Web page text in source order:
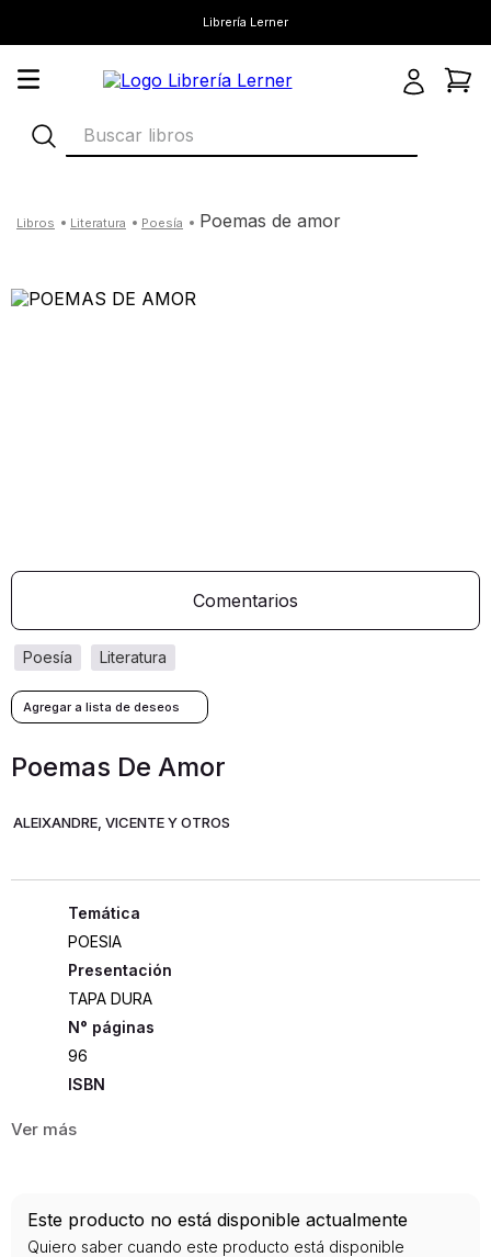
Librería Lerner
Buscar libros
literatura poesía poemas de amor
Comentarios
literatura
poesía
Poemas De Amor
ALEIXANDRE, VICENTE Y OTROS
POESIA
Presentación
TAPA DURA
96
ISBN
Editorial
2015
Este producto no está disponible actualmente
Quiero saber cuando este producto está disponible